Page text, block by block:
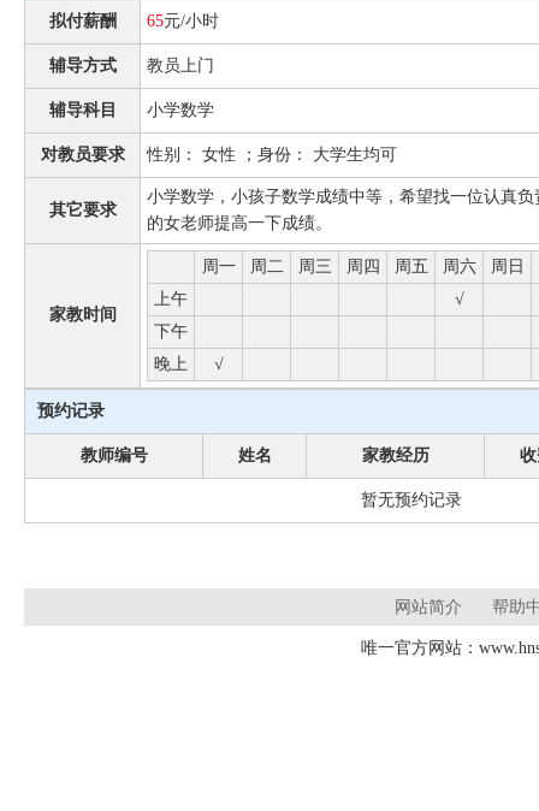
拟付薪酬 65元/小时
辅导方式 教员上门
辅导科目 小学数学
对教员要求 性别： 女性 ；身份： 大学生均可
其它要求
小学数学，小孩子数学成绩中等，希望找一位认真
的女老师提高一下成绩。
家教时间
周一 周二 周三 周四 周五 周六 周日
上午
√
下午
晚上
√
预约记录
教师编号 姓名 家教经历
暂无预约记录
网站简介 帮助
唯一官方网站：